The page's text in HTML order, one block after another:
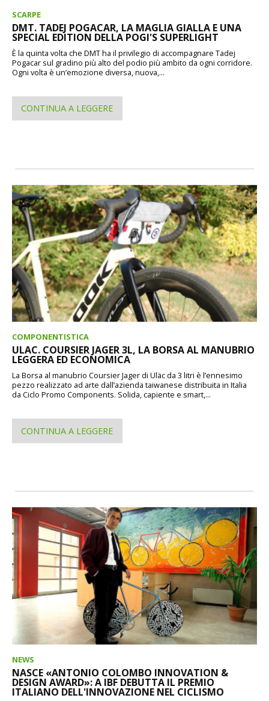
SCARPE
DMT. TADEJ POGACAR, LA MAGLIA GIALLA E UNA
SPECIAL EDITION DELLA POGI'S SUPERLIGHT
È la quinta volta che DMT ha il privilegio di accompagnare Tadej
Pogacar sul gradino più alto del podio più ambito da ogni corridore.
Ogni volta è un’emozione diversa, nuova,...
CONTINUA A LEGGERE
COMPONENTISTICA
ULAC. COURSIER JAGER 3L, LA BORSA AL MANUBRIO
LEGGERA ED ECONOMICA
La Borsa al manubrio Coursier Jager di Uläc da 3 litri è l’ennesimo
pezzo realizzato ad arte dall’azienda taiwanese distribuita in Italia
da Ciclo Promo Components. Solida, capiente e smart,...
CONTINUA A LEGGERE
NEWS
NASCE «ANTONIO COLOMBO INNOVATION &
DESIGN AWARD»: A IBF DEBUTTA IL PREMIO
ITALIANO DELL'INNOVAZIONE NEL CICLISMO